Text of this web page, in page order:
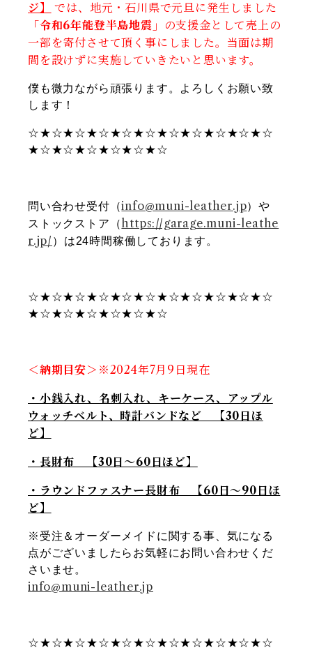
ジ】
では、地元・石川県で元旦に発生しました
「令和6年能登半島地震」
の支援金として売上の
一部を寄付させて頂く事にしました。当面は期
間を設けずに実施していきたいと思います。
僕も微力ながら頑張ります。よろしくお願い致
します！
☆★☆★☆★☆★☆★☆★☆★☆★☆★☆★☆
★☆★☆★☆★☆★☆★☆
問い合わせ受付（info@muni-leather.jp）や
ストックストア（https://garage.muni-leathe
r.jp/ ）は24時間稼働しております。
☆★☆★☆★☆★☆★☆★☆★☆★☆★☆★☆
★☆★☆★☆★☆★☆★☆
＜納期目安＞ ※2024年7月9日現在
・小銭入れ、名刺入れ、キーケース、アップル
ウォッチベルト、時計バンドなど 【30日ほ
ど】
・長財布 【30日〜60日ほど】
・ラウンドファスナー長財布 【60日〜90日ほ
ど】
※受注＆オーダーメイドに関する事、気になる
点がございましたらお気軽にお問い合わせくだ
さいませ。
info@muni-leather.jp
☆★☆★☆★☆★☆★☆★☆★☆★☆★☆★☆